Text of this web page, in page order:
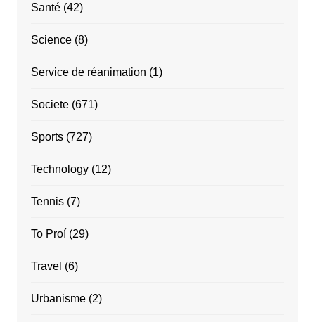
Santé(42)
Science(8)
Service de réanimation (1)
Societe(671)
Sports(727)
Technology(12)
Tennis(7)
To Proí(29)
Travel (6)
Urbanisme(2)